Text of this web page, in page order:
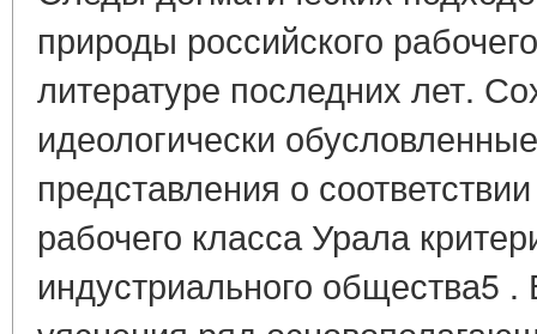
природы российского
литературе последних лет.
идеологически
представления о
рабочего класса Урала
индустриального общества5